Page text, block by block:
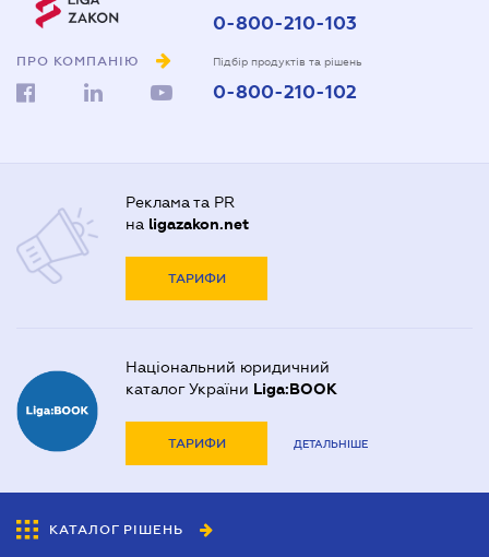
ПРО КОМПАНІЮ
0-800-210-103
Підбір продуктів та рішень
0-800-210-102
Реклама та PR
на ligazakon.net
ТАРИФИ
Національний юридичний
каталог України Liga:BOOK
ТАРИФИ ДЕТАЛЬНІШЕ
КАТАЛОГ РІШЕНЬ